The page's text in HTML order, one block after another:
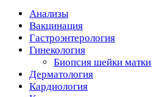
Анализы
Вакцинация
Гастроэнтерология
Гинекология
Биопсия шейки матки
Дерматология
Кардиология